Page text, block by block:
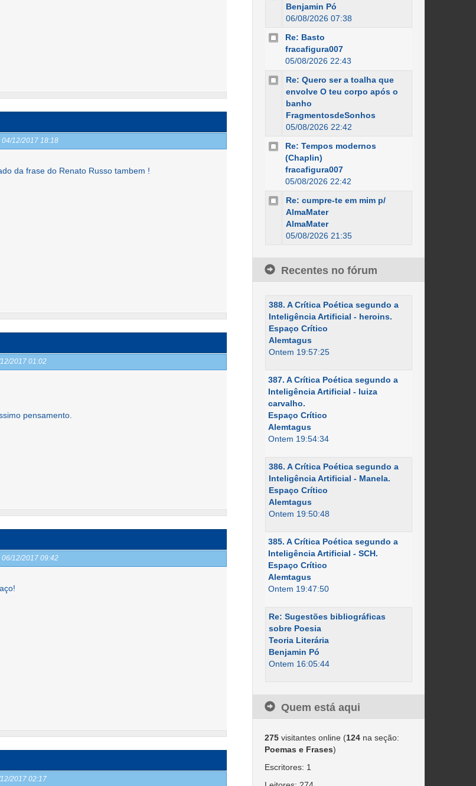
04/12/2017 18:18
da frase do Renato Russo tambem !
2017 01:02
pensamento.
06/12/2017 09:42
2017 02:17
Benjamin Pó
06/08/2026 07:38
Re: Basto
fracafigura007
05/08/2026 22:43
Re: Quero ser a toalha que
envolve O teu corpo após o
banho
FragmentosdeSonhos
05/08/2026 22:42
Re: Tempos modernos
(Chaplin)
fracafigura007
05/08/2026 22:42
Re: cumpre-te em mim p/
AlmaMater
AlmaMater
05/08/2026 21:35
Recentes no fórum
388. A Crítica Poética segundo a
Inteligência Artificial - heroins.
Espaço Crítico
Alemtagus
Ontem 19:57:25
387. A Crítica Poética segundo a
Inteligência Artificial - luiza
carvalho.
Espaço Crítico
Alemtagus
Ontem 19:54:34
386. A Crítica Poética segundo a
Inteligência Artificial - Manela.
Espaço Crítico
Alemtagus
Ontem 19:50:48
385. A Crítica Poética segundo a
Inteligência Artificial - SCH.
Espaço Crítico
Alemtagus
Ontem 19:47:50
Re: Sugestões bibliográficas
sobre Poesia
Teoria Literária
Benjamin Pó
Ontem 16:05:44
Quem está aqui
275visitantes online (124na seção:
Poemas e Frases)
Escritores: 1